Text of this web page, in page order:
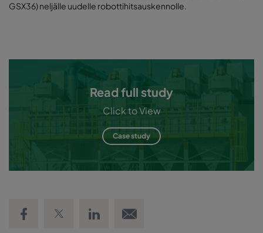
GSX36) neljälle uudelle robottihitsauskennolle.
Read full study
Click to View
Case study